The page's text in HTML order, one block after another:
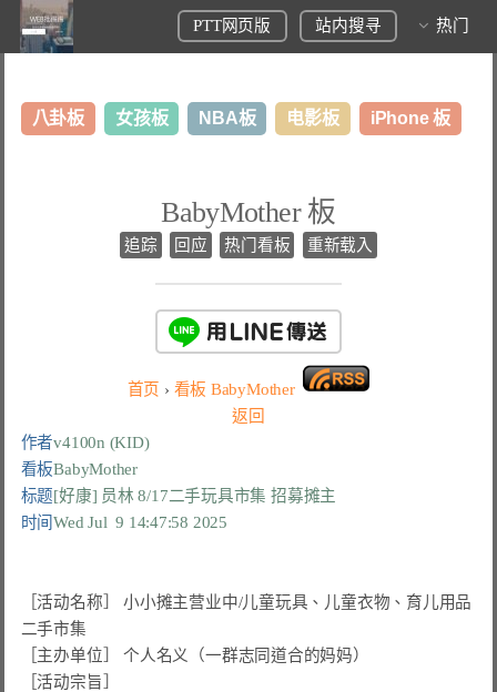
PTT网页版 站内搜寻 热门
八卦板 女孩板 NBA板 电影板 iPhone 板
BabyMother 板
追踪 回应 热门看板 重新载入
首页 › 看板 BabyMother
返回
作者v4100n (KID)
看板BabyMother
标题[好康] 员林 8/17二手玩具市集 招募摊主
时间Wed Jul  9 14:47:58 2025
［活动名称］ 小小摊主营业中/儿童玩具、儿童衣物、育儿用品
二手市集
［主办单位］ 个人名义（一群志同道合的妈妈）
［活动宗旨］